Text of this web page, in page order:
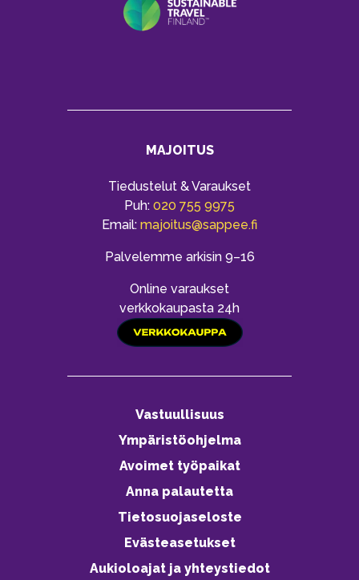
MAJOITUS
Tiedustelut & Varaukset
Puh: 020 755 9975
Email: majoitus@sappee.fi
Palvelemme arkisin 9–16
Online varaukset
verkkokaupasta 24h
Vastuullisuus
Ympäristöohjelma
Avoimet työpaikat
Anna palautetta
Tietosuojaseloste
Evästeasetukset
Aukioloajat ja yhteystiedot